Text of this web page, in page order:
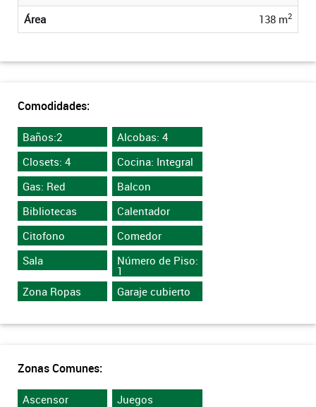
Área
138 m2
Comodidades:
Baños:2
Alcobas: 4
Closets: 4
Cocina: Integral
Gas: Red
Balcon
Bibliotecas
Calentador
Citofono
Comedor
Sala
Número de Piso:
1
Zona Ropas
Garaje cubierto
Zonas Comunes:
Ascensor
Juegos